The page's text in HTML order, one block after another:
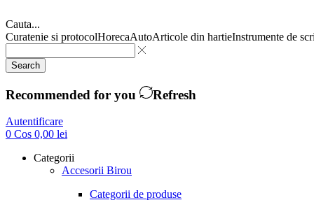
Cauta...
Curatenie si protocolHorecaAutoArticole din hartieInstrumente de
Search
Recommended for you Refresh
Autentificare
0 Cos 0,00 lei
Categorii
Accesorii Birou
Categorii de produse